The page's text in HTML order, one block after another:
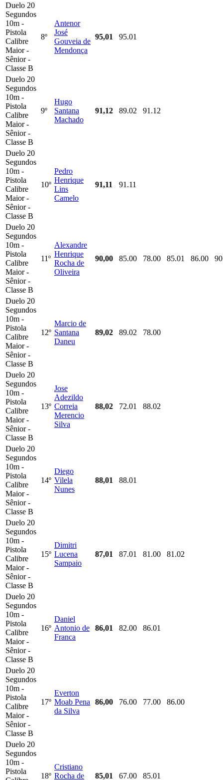
Duelo 20
Segundos
10m -
Pistola
Calibre
Maior -
Sênior -
Classe B
8º
Antenor
José
Gouveia de
Mendonça
95,01 95.01
Duelo 20
Segundos
10m -
Pistola
Calibre
Maior -
Sênior -
Classe B
9º
Hugo
Santana
Machado
91,12 89.02 91.12
Duelo 20
Segundos
10m -
Pistola
Calibre
Maior -
Sênior -
Classe B
10º
Pedro
Henrique
Lins
Camelo
91,11 91.11
Duelo 20
Segundos
10m -
Pistola
Calibre
Maior -
Sênior -
Classe B
11º
Alexandre
Henrique
Rocha de
Oliveira
90,00 85.00 78.00 85.01 86.00
Duelo 20
Segundos
10m -
Pistola
Calibre
Maior -
Sênior -
Classe B
12º
Marcio de
Santana
Daneu
89,02 89.02 78.00
Duelo 20
Segundos
10m -
Pistola
Calibre
Maior -
Sênior -
Classe B
13º
Jose
Adezildo
Correia
Merencio
Silva
88,02 72.01 88.02
Duelo 20
Segundos
10m -
Pistola
Calibre
Maior -
Sênior -
Classe B
14º
Diego
Vilela
Nunes
88,01 88.01
Duelo 20
Segundos
10m -
Pistola
Calibre
Maior -
Sênior -
Classe B
15º
Dimitri
Lucena
Sampaio
87,01 87.01 81.00 81.02
Duelo 20
Segundos
10m -
Pistola
Calibre
Maior -
Sênior -
Classe B
16º
Daniel
Antonio de
Franca
86,01 82.00 86.01
Duelo 20
Segundos
10m -
Pistola
Calibre
Maior -
Sênior -
Classe B
17º
Everton
Moab Pena
da Silva
86,00 76.00 77.00 86.00
Duelo 20
Segundos
10m -
Pistola
18º
Cristiano
Rocha de
85,01 67.00 85.01